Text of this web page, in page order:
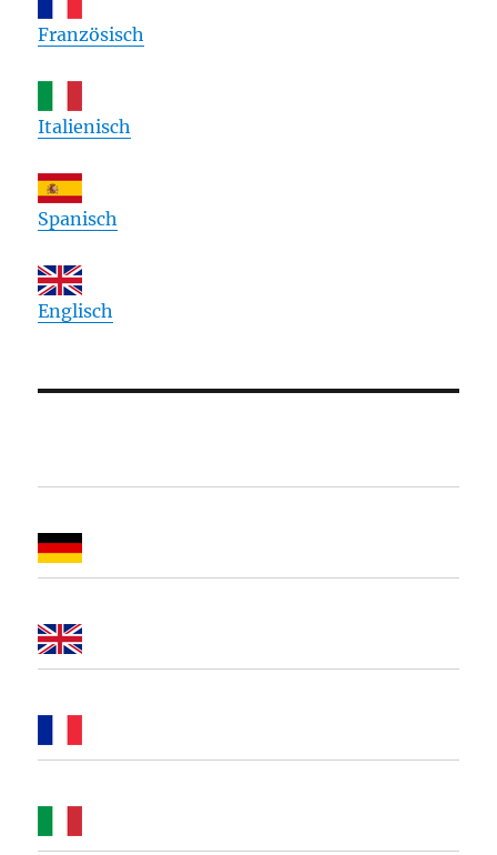
Französisch
Italienisch
Spanisch
Englisch